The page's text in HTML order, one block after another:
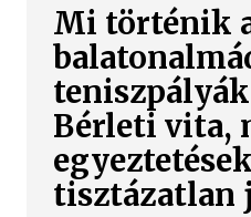
Mi történik
Bérleti vita,
tisztázatlan